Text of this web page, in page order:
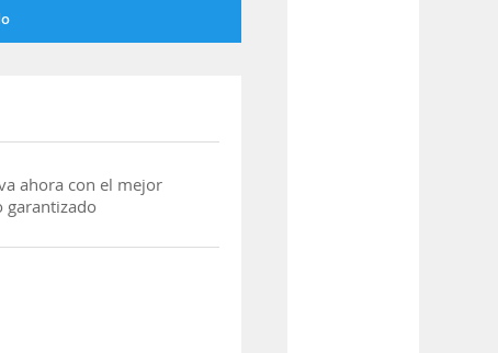
ahora con el mejor
garantizado